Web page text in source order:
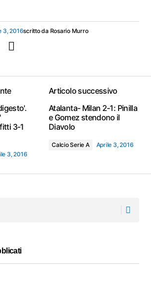
3, 2016scritto da Rosario Murro
3-1
3, 2016
Articolo successivo
Atalanta- Milan 2-1: Pinilla
e Gomez stendono il
Diavolo
Calcio Serie A Aprile 3, 2016